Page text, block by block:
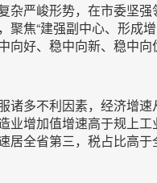
杂严峻形势，在市委坚
聚焦“建强副中心、形成
向好、稳中向新、稳中
诸多不利因素，经济增
业增加值增速高于规上
居全省第三，税占比高